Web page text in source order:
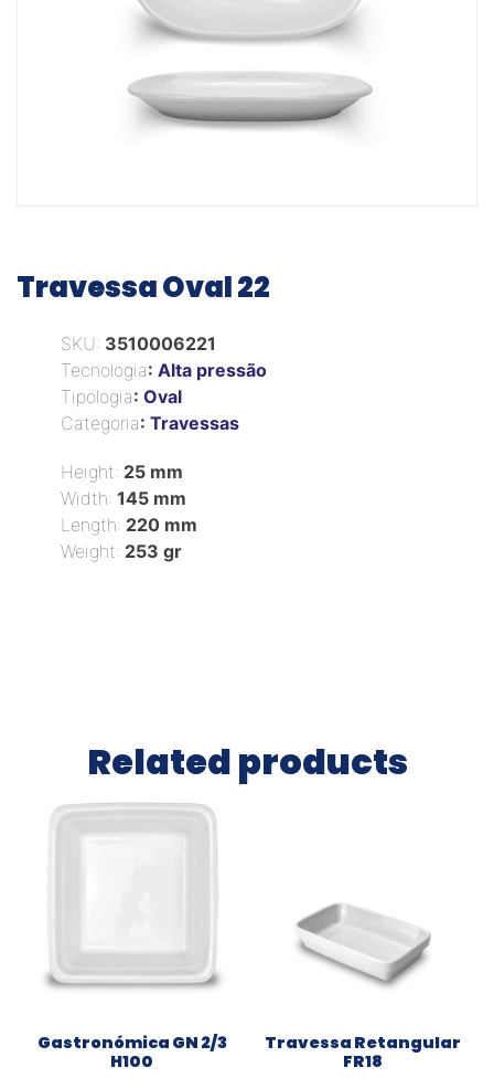
Travessa Oval 22
SKU: 3510006221
Tecnologia: Alta pressão
Tipologia: Oval
Categoria: Travessas
Height: 25 mm
Width: 145 mm
Length: 220 mm
Weight: 253 gr
Related products
Gastronómica GN 2/3
H100
Travessa Retangular
FR18